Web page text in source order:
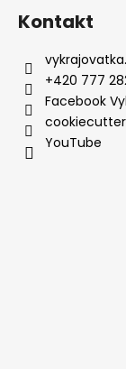
Kontakt
+420 777
Facebook
YouTube